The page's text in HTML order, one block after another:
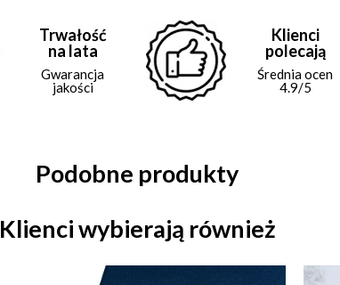
Trwałość
na lata
Gwarancja
jakości
Klienci
polecają
Średnia ocen
4.9/5
Podobne produkty
Klienci wybierają również